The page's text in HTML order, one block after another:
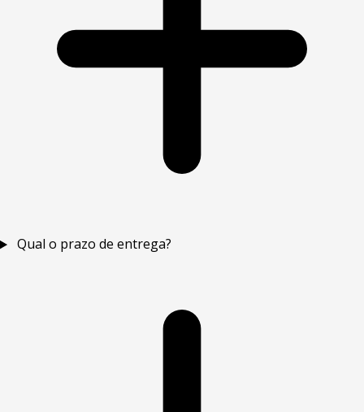
Qual o prazo de entrega?